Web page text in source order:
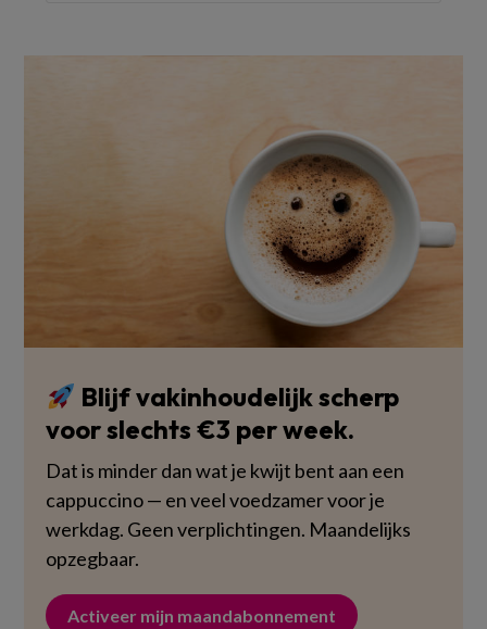
Blijf vakinhoudelijk scherp
voor slechts €3 per week.
Dat is minder dan wat je kwijt bent aan een
cappuccino — en veel voedzamer voor je
werkdag. Geen verplichtingen. Maandelijks
opzegbaar.
Activeer mijn maandabonnement